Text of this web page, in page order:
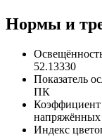
Нормы и
52.13330
Показатель
ПК
Коэффициент
напряжённых
Индекс